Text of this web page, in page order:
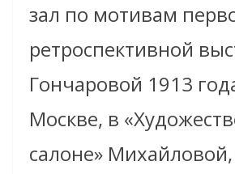
зал по мотивам
ретроспективной
Гончаровой 1913
Москве, в
салоне»